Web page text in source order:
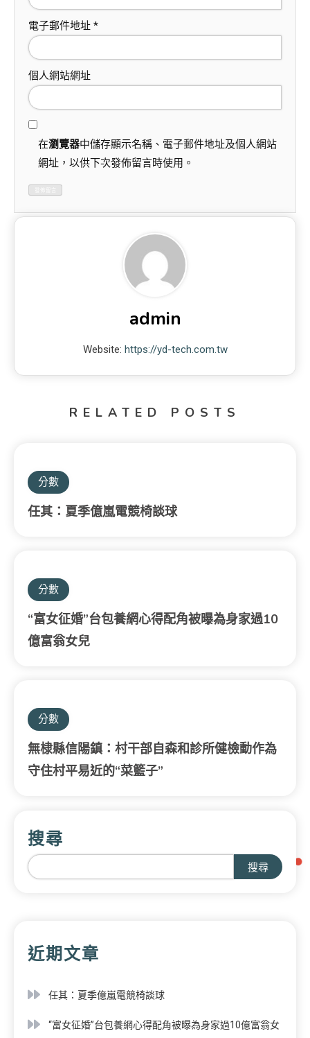
電子郵件地址 *
個人網站網址
在瀏覽器中儲存顯示名稱、電子郵件地址及個人網站
網址，以供下次發佈留言時使用。
admin
Website: https://yd-tech.com.tw
RELATED POSTS
分數
任其：夏季億嵐電競椅談球
分數
“富女征婚”台包養網心得配角被曝為身家過10
億富翁女兒
分數
無棣縣信陽鎮：村干部自森和診所健檢動作為
守住村平易近的“菜籃子”
搜尋
搜尋
近期文章
任其：夏季億嵐電競椅談球
“富女征婚”台包養網心得配角被曝為身家過10億富翁女